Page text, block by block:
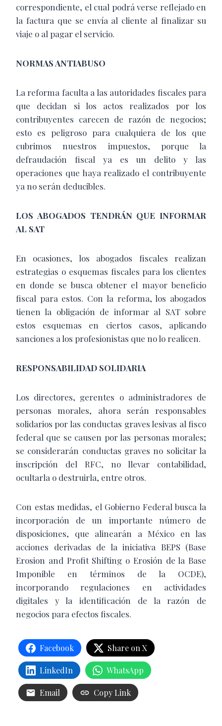
correspondiente, el cual podrá verse reflejado en
la factura que se envía al cliente al finalizar su
viaje o al pagar el servicio.
NORMAS ANTIABUSO
La reforma faculta a las autoridades fiscales para
que decidan si los actos realizados por los
contribuyentes carecen de razón de negocios;
esto es peligroso para cualquiera de los que
cubrimos nuestros impuestos, porque la
defraudación fiscal ya es un delito y las
operaciones que haya realizado el contribuyente
ya no serán deducibles.
LOS ABOGADOS TENDRÁN QUE INFORMAR
AL SAT
En ocasiones, los abogados fiscales realizan
estrategias o esquemas fiscales para los clientes
en donde se busca obtener el mayor beneficio
fiscal para estos. Con la reforma, los abogados
tienen la obligación de informar al SAT sobre
estos esquemas en ciertos casos, aplicando
sanciones a los profesionistas que no lo realicen.
RESPONSABILIDAD SOLIDARIA
Los directores, gerentes o administradores de
personas morales, ahora serán responsables
solidarios por las conductas graves lesivas al fisco
federal que se causen por las personas morales;
se considerarán conductas graves no solicitar la
inscripción del RFC, no llevar contabilidad,
ocultarla o destruirla, entre otros.
Con estas medidas, el Gobierno Federal busca la
incorporación de un importante número de
disposiciones, que alinearán a México en las
acciones derivadas de la iniciativa BEPS (Base
Erosion and Profit Shifting o Erosión de la Base
Imponible en términos de la OCDE),
incorporando regulaciones en actividades
digitales y la identificación de la razón de
negocios para efectos fiscales.
Facebook Share on X
LinkedIn WhatsApp
Email Copy Link